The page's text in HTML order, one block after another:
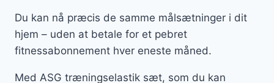
Du kan nå præcis de samme målsætninger i dit
hjem – uden at betale for et pebret
fitnessabonnement hver eneste måned.
Med ASG træningselastik sæt, som du kan